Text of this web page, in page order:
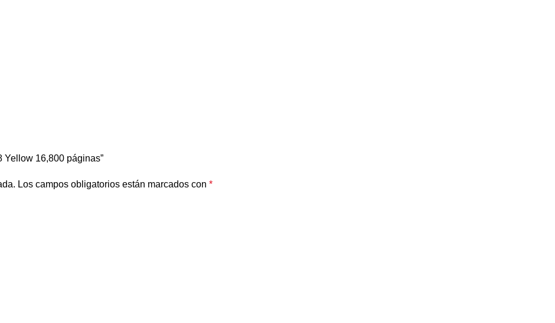
Yellow 16,800 páginas”
Los campos obligatorios están marcados con *